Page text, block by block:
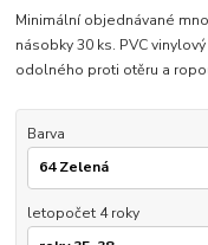
Minimální objednávané
násobky 30 ks. PVC
odolného proti otěru a
Barva
letopočet 4 roky